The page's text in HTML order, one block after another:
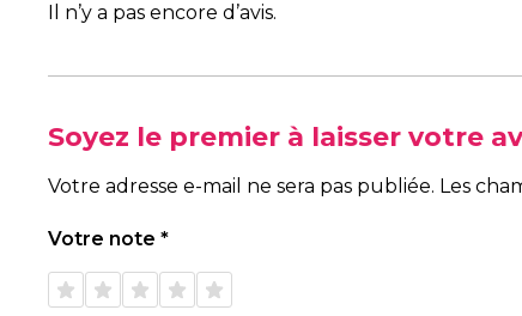
Il n’y a pas encore d’avis.
Soyez le premier à laisser votre
Votre adresse e-mail ne sera pas publiée. Les
Votre note *
1 étoile
sur 5
2 étoiles
sur 5
3 étoiles
sur 5
4 étoiles
sur 5
5 étoiles
sur 5